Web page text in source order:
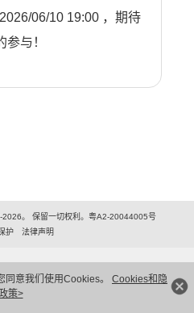
意我们使用Cookies。 Cookies和隐
策>
06/10 19:00 ，期待
参与！
。 保留一切权利。粤A2-20044005号
护
法律声明